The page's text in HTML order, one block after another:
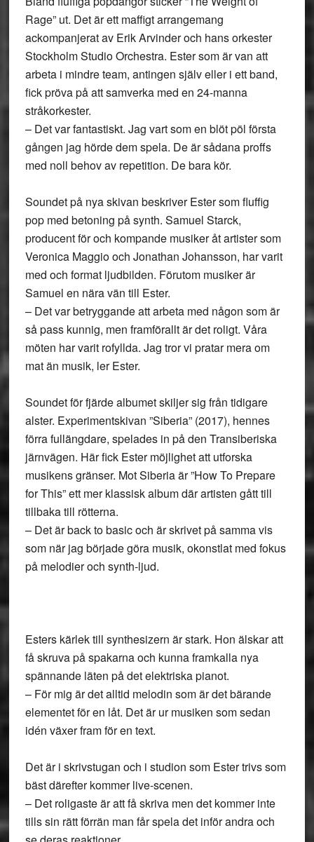
Rage” ut. Det är ett maffigt arrangemang
ackompanjerat av Erik Arvinder och hans orkester
Stockholm Studio Orchestra. Ester som är van att
arbeta i mindre team, antingen själv eller i ett band,
fick pröva på att samverka med en 24-manna
stråkorkester.
–Det var fantastiskt. Jag vart som en blöt pöl första
gången jag hörde dem spela. De är sådana proffs
med noll behov av repetition. De bara kör.
Soundet på nya skivan beskriver Ester som fluffig
pop med betoning på synth. Samuel Starck,
producent för och kompande musiker åt artister som
Veronica Maggio och Jonathan Johansson, har varit
med och format ljudbilden. Förutom musiker är
Samuel en nära vän till Ester.
–Det var betryggande att arbeta med någon som är
så pass kunnig, men framförallt är det roligt. Våra
möten har varit rofyllda. Jag tror vi pratar mera om
mat än musik, ler Ester.
Soundet för fjärde albumet skiljer sig från tidigare
alster. Experimentskivan ”Siberia” (2017), hennes
förra fullängdare, spelades in på den Transiberiska
järnvägen. Här fick Ester möjlighet att utforska
musikens gränser. Mot Siberia är ”How To Prepare
for This” ett mer klassisk album där artisten gått till
tillbaka till rötterna.
–Det är back to basic och är skrivet på samma vis
som när jag började göra musik, okonstlat med fokus
på melodier och synth-ljud.
Esters kärlek till synthesizern är stark. Hon älskar att
få skruva på spakarna och kunna framkalla nya
spännande läten på det elektriska pianot.
–För mig är det alltid melodin som är det bärande
elementet för en låt. Det är ur musiken som sedan
idén växer fram för en text.
Det är i skrivstugan och i studion som Ester trivs som
bäst därefter kommer live-scenen.
–Det roligaste är att få skriva men det kommer inte
tills sin rätt förrän man får spela det inför andra och